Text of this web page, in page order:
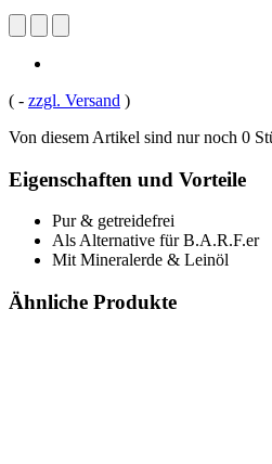
( - zzgl. Versand )
Von diesem Artikel sind nur noch 0
Eigenschaften und Vorteile
Pur & getreidefrei
Als Alternative für B.A.R.F.er
Mit Mineralerde & Leinöl
Ähnliche Produkte